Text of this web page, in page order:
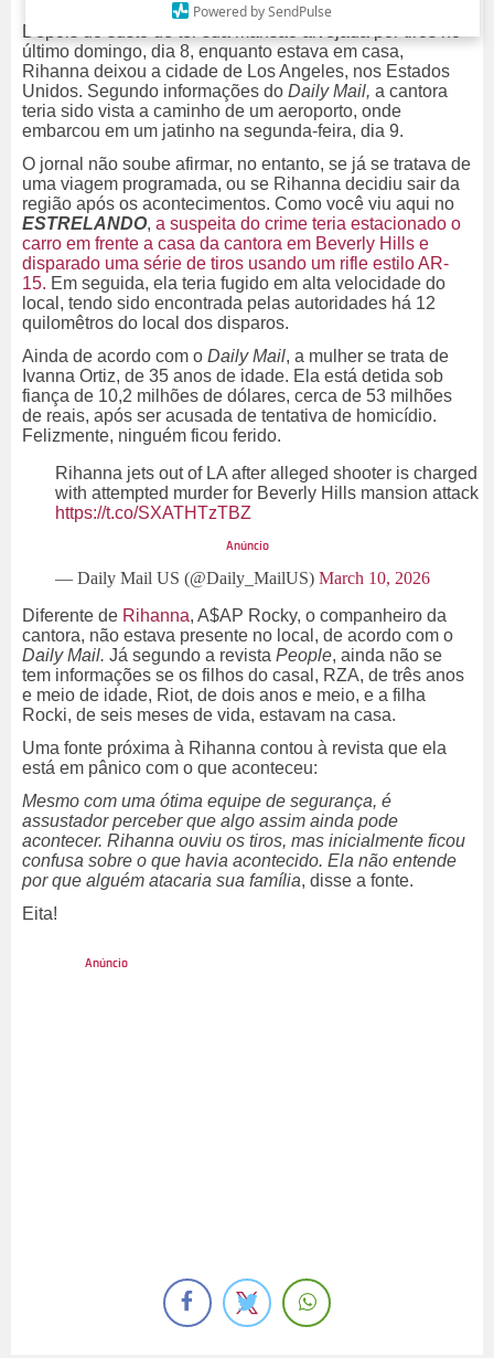
Powered by SendPulse
Depois do susto de ter sua mansão alvejada por tiros no
último domingo, dia 8, enquanto estava em casa,
Rihanna deixou a cidade de Los Angeles, nos Estados
Unidos. Segundo informações do Daily Mail, a cantora
teria sido vista a caminho de um aeroporto, onde
embarcou em um jatinho na segunda-feira, dia 9.
O jornal não soube afirmar, no entanto, se já se tratava de
uma viagem programada, ou se Rihanna decidiu sair da
região após os acontecimentos. Como você viu aqui no
ESTRELANDO, a suspeita do crime teria estacionado o
carro em frente a casa da cantora em Beverly Hills e
disparado uma série de tiros usando um rifle estilo AR-
15. Em seguida, ela teria fugido em alta velocidade do
local, tendo sido encontrada pelas autoridades há 12
quilomêtros do local dos disparos.
Ainda de acordo com o Daily Mail, a mulher se trata de
Ivanna Ortiz, de 35 anos de idade. Ela está detida sob
fiança de 10,2 milhões de dólares, cerca de 53 milhões
de reais, após ser acusada de tentativa de homicídio.
Felizmente, ninguém ficou ferido.
Rihanna jets out of LA after alleged shooter is charged
with attempted murder for Beverly Hills mansion attack
https://t.co/SXATHTzTBZ
— Daily Mail US (@Daily_MailUS) March 10, 2026
Diferente de Rihanna, A$AP Rocky, o companheiro da
cantora, não estava presente no local, de acordo com o
Daily Mail. Já segundo a revista People, ainda não se
tem informações se os filhos do casal, RZA, de três anos
e meio de idade, Riot, de dois anos e meio, e a filha
Rocki, de seis meses de vida, estavam na casa.
Uma fonte próxima à Rihanna contou à revista que ela
está em pânico com o que aconteceu:
Mesmo com uma ótima equipe de segurança, é
assustador perceber que algo assim ainda pode
acontecer. Rihanna ouviu os tiros, mas inicialmente ficou
confusa sobre o que havia acontecido. Ela não entende
por que alguém atacaria sua família, disse a fonte.
Eita!